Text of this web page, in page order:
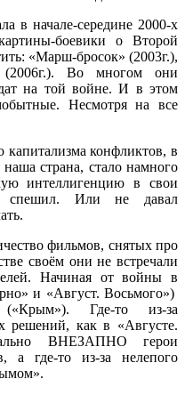
в начале-середине 2000-х
боевики о Второй
«Марш-бросок» (2003г.),
(2006г.). Во многом они
на той войне. И в этом
Несмотря на все
капитализма конфликтов, в
страна, стало намного
интеллигенцию в свои
спешил. Или не давал
фильмов, снятых про
своём они не встречали
Начиная от войны в
и «Август. Восьмого»)
Где-то из-за
решений, как в «Августе.
ВНЕЗАПНО герои
а где-то из-за нелепого